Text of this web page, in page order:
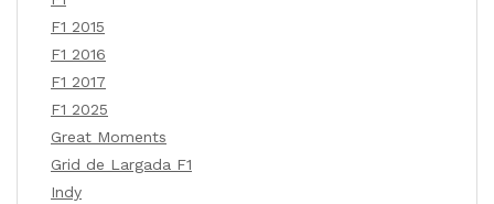
F1 2015
F1 2016
F1 2017
F1 2025
Great Moments
Grid de Largada F1
Indy